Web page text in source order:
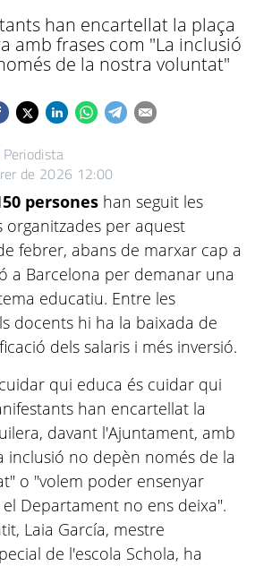
han encartellat la plaça
amb frases com "La inclusió
de la nostra voluntat"
Periodista
de 2026 12:00
persones han seguit les
organitzades per aquest
febrer, abans de marxar cap a
a Barcelona per demanar una
educatiu. Entre les
docents hi ha la baixada de
dels salaris i més inversió.
qui educa és cuidar qui
han encartellat la
davant l'Ajuntament, amb
inclusió no depèn només de la
o "volem poder ensenyar
Departament no ens deixa".
Laia García, mestre
de l'escola Schola, ha